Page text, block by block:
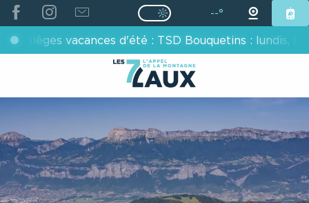
ALLER
AU
CONTENU
PRINCIPAL
Page D’accueil Actuelle Été :
Page D’accueil Actuelle
vacances d'été : TSD Bouquetins : lundis,
--°